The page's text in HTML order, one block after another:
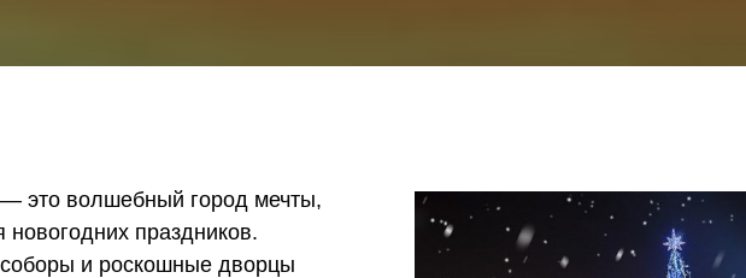
это волшебный город мечты,
праздников.
и роскошные дворцы